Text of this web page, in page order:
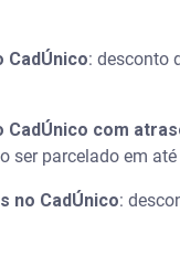
: desconto
com
ser parcelado em até
no CadÚnico: